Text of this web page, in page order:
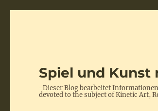
Spiel und Kunst
-Dieser Blog bearbeitet
devoted to the subject of Kinetic Art,